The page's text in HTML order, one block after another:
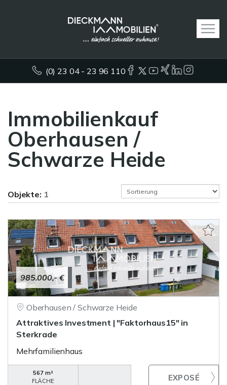
(0) 23 04 - 23 96 110
Immobilienkauf
Oberhausen /
Schwarze Heide
Objekte: 1
985.000,- €
Oberhausen / Schwarze Heide
Attraktives Investment | "Faktorhaus15" in
Sterkrade
Mehrfamilienhaus
567 m²
FLÄCHE